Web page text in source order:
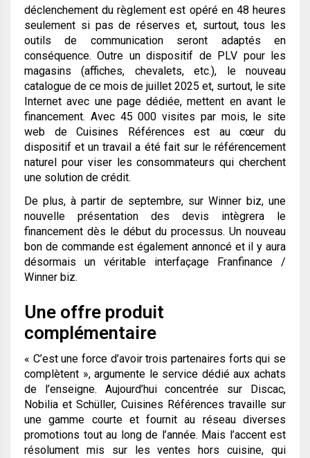
déclenchement du règlement est opéré en 48 heures
seulement si pas de réserves et, surtout, tous les
outils de communication seront adaptés en
conséquence. Outre un dispositif de PLV pour les
magasins (affiches, chevalets, etc.), le nouveau
catalogue de ce mois de juillet 2025 et, surtout, le site
Internet avec une page dédiée, mettent en avant le
financement. Avec 45 000 visites par mois, le site
web de Cuisines Références est au cœur du
dispositif et un travail a été fait sur le référencement
naturel pour viser les consommateurs qui cherchent
une solution de crédit.
De plus, à partir de septembre, sur Winner biz, une
nouvelle présentation des devis intègrera le
financement dès le début du processus. Un nouveau
bon de commande est également annoncé et il y aura
désormais un véritable interfaçage Franfinance /
Winner biz.
Une offre produit
complémentaire
« C’est une force d’avoir trois partenaires forts qui se
complètent », argumente le service dédié aux achats
de l’enseigne. Aujourd’hui concentrée sur Discac,
Nobilia et Schüller, Cuisines Références travaille sur
une gamme courte et fournit au réseau diverses
promotions tout au long de l’année. Mais l’accent est
résolument mis sur les ventes hors cuisine, qui